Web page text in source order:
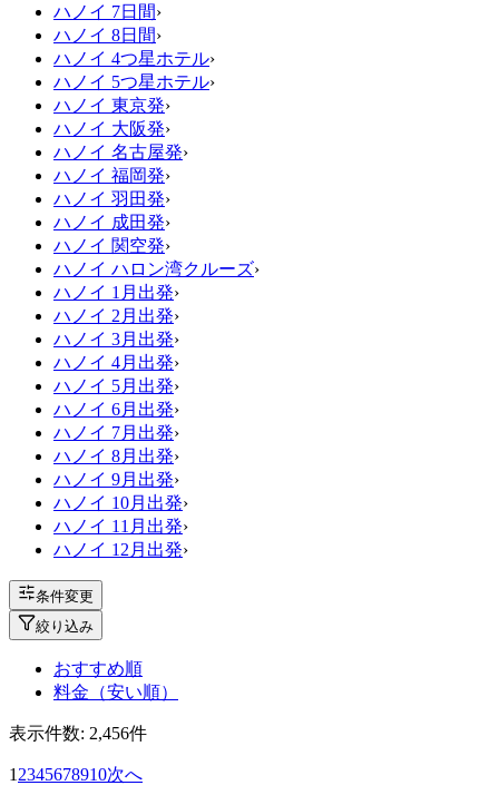
ハノイ 7日間›
ハノイ 8日間›
ハノイ 4つ星ホテル›
ハノイ 5つ星ホテル›
ハノイ 東京発›
ハノイ 大阪発›
ハノイ 名古屋発›
ハノイ 福岡発›
ハノイ 羽田発›
ハノイ 成田発›
ハノイ 関空発›
ハノイ ハロン湾クルーズ›
ハノイ 1月出発›
ハノイ 2月出発›
ハノイ 3月出発›
ハノイ 4月出発›
ハノイ 5月出発›
ハノイ 6月出発›
ハノイ 7月出発›
ハノイ 8月出発›
ハノイ 9月出発›
ハノイ 10月出発›
ハノイ 11月出発›
ハノイ 12月出発›
条件変更
絞り込み
おすすめ順
料金（安い順）
表示件数: 2,456件
1 2345678910次へ